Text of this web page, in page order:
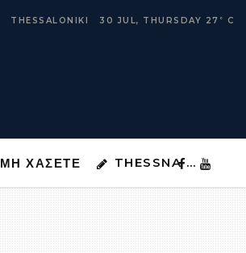
THESSALONIKI 30 JUL, THURSDAY 27 ° C
ΜΗ ΧΑΣΕΤΕ THESSNA …
ΜΗ ΧΑΣΕΤΕ THESSNA …